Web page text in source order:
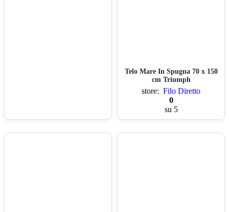
Telo Mare In Spugna 70 x 150
cm Triumph
store: Filo Diretto
0
su 5